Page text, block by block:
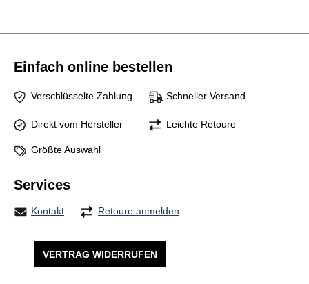
Einfach online bestellen
Verschlüsselte Zahlung Schneller Versand
Direkt vom Hersteller Leichte Retoure
Größte Auswahl
Services
Kontakt Retoure anmelden
VERTRAG WIDERRUFEN